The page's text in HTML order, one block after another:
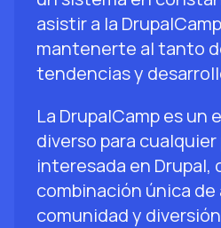
asistir a la
mantenerte al tanto
tendencias y
La DrupalCamp es un
diverso para
interesada en Drupal,
combinación única de
comunidad y